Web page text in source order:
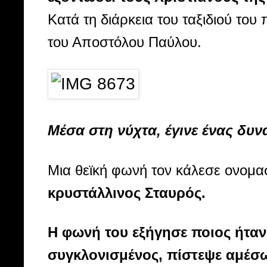
Κατά τη διάρκεια του ταξιδιού
του Αποστόλου Παύλου.
Μέσα στη νύχτα, έγινε ένας
Μια θεϊκή φωνή τον κάλεσε
κρυστάλλινος Σταυρός.
Η φωνή του εξήγησε ποιος
συγκλονισμένος, πίστεψε